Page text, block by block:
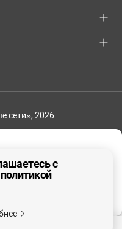
сети», 2026
с